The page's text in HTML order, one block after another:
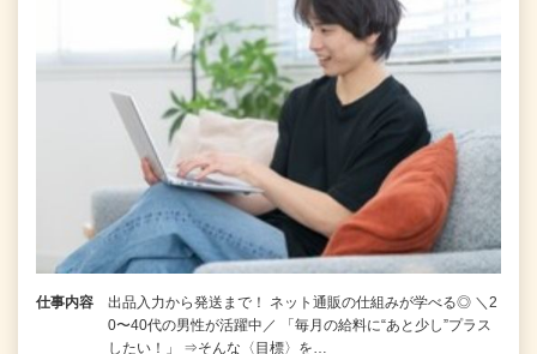
仕事内容
出品入力から発送まで！ ネット通販の仕組みが学べる◎ ＼2
0〜40代の男性が活躍中／ 「毎月の給料に“あと少し”プラス
したい！」 ⇒そんな〈目標〉を…